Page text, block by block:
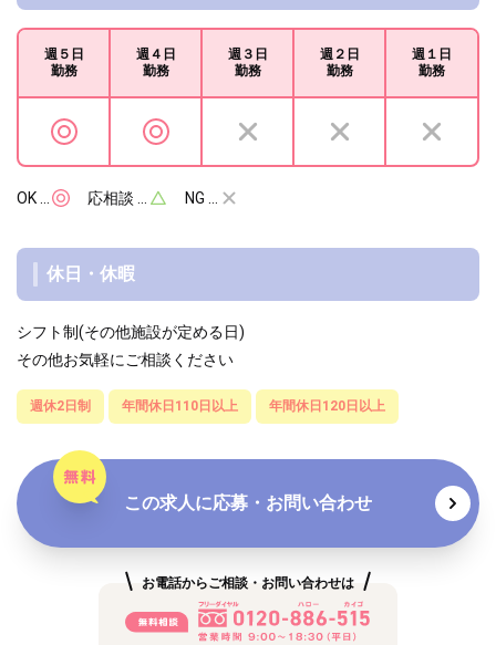
週５日
勤務
週４日
勤務
週３日
勤務
週２日
勤務
週１日
勤務
OK … 応相談 … NG …
休日・休暇
シフト制(その他施設が定める日)
その他お気軽にご相談ください
週休2日制 年間休日110日以上 年間休日120日以上
この求人に応募・お問い合わせ
お電話からご相談・お問い合わせは